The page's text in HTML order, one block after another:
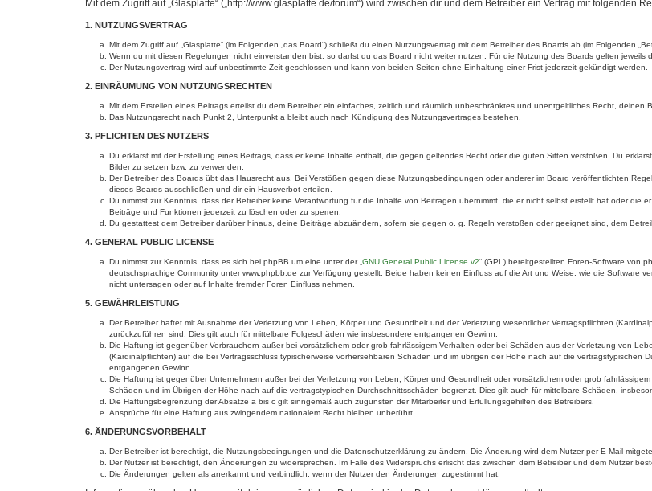
Mit dem Zugriff auf „Glasplatte“ („http://www.glasplatte.de/forum“) wird zwischen dir und dem Betreiber ein Vertrag mit folgenden
1. NUTZUNGSVERTRAG
Mit dem Zugriff auf „Glasplatte“ (im Folgenden „das Board“) schließt du einen Nutzungsvertrag mit dem Betreiber des Boards ab (im Folgenden
Wenn du mit diesen Regelungen nicht einverstanden bist, so darfst du das Board nicht weiter nutzen. Für die Nutzung des Boards gelten jeweils
Der Nutzungsvertrag wird auf unbestimmte Zeit geschlossen und kann von beiden Seiten ohne Einhaltung einer Frist jederzeit gekündigt werden.
2. EINRÄUMUNG VON NUTZUNGSRECHTEN
Mit dem Erstellen eines Beitrags erteilst du dem Betreiber ein einfaches, zeitlich und räumlich unbeschränktes und unentgeltliches Recht, deinen
Das Nutzungsrecht nach Punkt 2, Unterpunkt a bleibt auch nach Kündigung des Nutzungsvertrages bestehen.
3. PFLICHTEN DES NUTZERS
Du erklärst mit der Erstellung eines Beitrags, dass er keine Inhalte enthält, die gegen geltendes Recht oder die guten Sitten verstoßen. Du
Bilder zu setzen bzw. zu verwenden.
Der Betreiber des Boards übt das Hausrecht aus. Bei Verstößen gegen diese Nutzungsbedingungen oder anderer im Board veröffentlichten
dieses Boards ausschließen und dir ein Hausverbot erteilen.
Du nimmst zur Kenntnis, dass der Betreiber keine Verantwortung für die Inhalte von Beiträgen übernimmt, die er nicht selbst erstellt hat oder die
Beiträge und Funktionen jederzeit zu löschen oder zu sperren.
Du gestattest dem Betreiber darüber hinaus, deine Beiträge abzuändern, sofern sie gegen o. g. Regeln verstoßen oder geeignet sind, dem
4. GENERAL PUBLIC LICENSE
Du nimmst zur Kenntnis, dass es sich bei phpBB um eine unter der „ GNU General Public License v2“ (GPL) bereitgestellten Foren-Software von
deutschsprachige Community unter www.phpbb.de zur Verfügung gestellt. Beide haben keinen Einfluss auf die Art und Weise, wie die Software
nicht untersagen oder auf Inhalte fremder Foren Einfluss nehmen.
5. GEWÄHRLEISTUNG
Der Betreiber haftet mit Ausnahme der Verletzung von Leben, Körper und Gesundheit und der Verletzung wesentlicher Vertragspflichten
zurückzuführen sind. Dies gilt auch für mittelbare Folgeschäden wie insbesondere entgangenen Gewinn.
Die Haftung ist gegenüber Verbrauchern außer bei vorsätzlichem oder grob fahrlässigem Verhalten oder bei Schäden aus der Verletzung von
(Kardinalpflichten) auf die bei Vertragsschluss typischerweise vorhersehbaren Schäden und im übrigen der Höhe nach auf die vertragstypischen
entgangenen Gewinn.
Die Haftung ist gegenüber Unternehmern außer bei der Verletzung von Leben, Körper und Gesundheit oder vorsätzlichem oder grob
Schäden und im Übrigen der Höhe nach auf die vertragstypischen Durchschnittsschäden begrenzt. Dies gilt auch für mittelbare Schäden,
Die Haftungsbegrenzung der Absätze a bis c gilt sinngemäß auch zugunsten der Mitarbeiter und Erfüllungsgehilfen des Betreibers.
Ansprüche für eine Haftung aus zwingendem nationalem Recht bleiben unberührt.
6. ÄNDERUNGSVORBEHALT
Der Betreiber ist berechtigt, die Nutzungsbedingungen und die Datenschutzerklärung zu ändern. Die Änderung wird dem Nutzer per E-Mail
Der Nutzer ist berechtigt, den Änderungen zu widersprechen. Im Falle des Widerspruchs erlischt das zwischen dem Betreiber und dem Nutzer
Die Änderungen gelten als anerkannt und verbindlich, wenn der Nutzer den Änderungen zugestimmt hat.